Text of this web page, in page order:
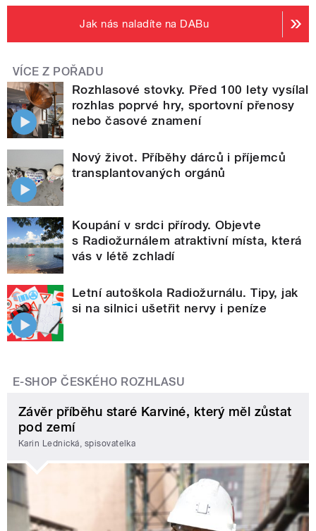
Jak nás naladíte na DABu
VÍCE Z POŘADU
Rozhlasové stovky. Před 100 lety vysílal
rozhlas poprvé hry, sportovní přenosy
nebo časové znamení
Nový život. Příběhy dárců i příjemců
transplantovaných orgánů
Koupání v srdci přírody. Objevte
s Radiožurnálem atraktivní místa, která
vás v létě zchladí
Letní autoškola Radiožurnálu. Tipy, jak
si na silnici ušetřit nervy i peníze
E-SHOP ČESKÉHO ROZHLASU
Závěr příběhu staré Karviné, který měl zůstat
pod zemí
Karin Lednická, spisovatelka